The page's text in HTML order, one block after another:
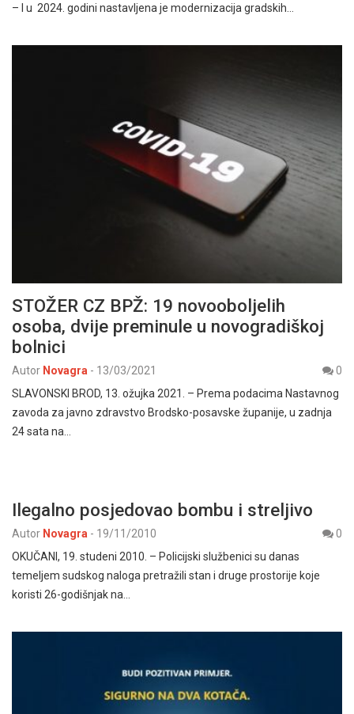
– I u 2024. godini nastavljena je modernizacija gradskih…
STOŽER CZ BPŽ: 19 novooboljelih
osoba, dvije preminule u novogradiškoj
bolnici
Autor Novagra - 13/03/2021
0
SLAVONSKI BROD, 13. ožujka 2021. – Prema podacima Nastavnog
zavoda za javno zdravstvo Brodsko-posavske županije, u zadnja
24 sata na…
Ilegalno posjedovao bombu i streljivo
Autor Novagra - 19/11/2010
0
OKUČANI, 19. studeni 2010. – Policijski službenici su danas
temeljem sudskog naloga pretražili stan i druge prostorije koje
koristi 26-godišnjak na…